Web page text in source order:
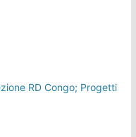
RD Congo; Progetti